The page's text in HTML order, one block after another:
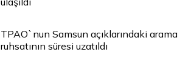
TPAO`nun Samsun açıklarındaki arama
ruhsatının süresi uzatıldı